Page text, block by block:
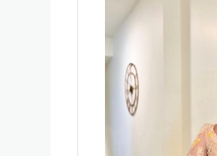
න්